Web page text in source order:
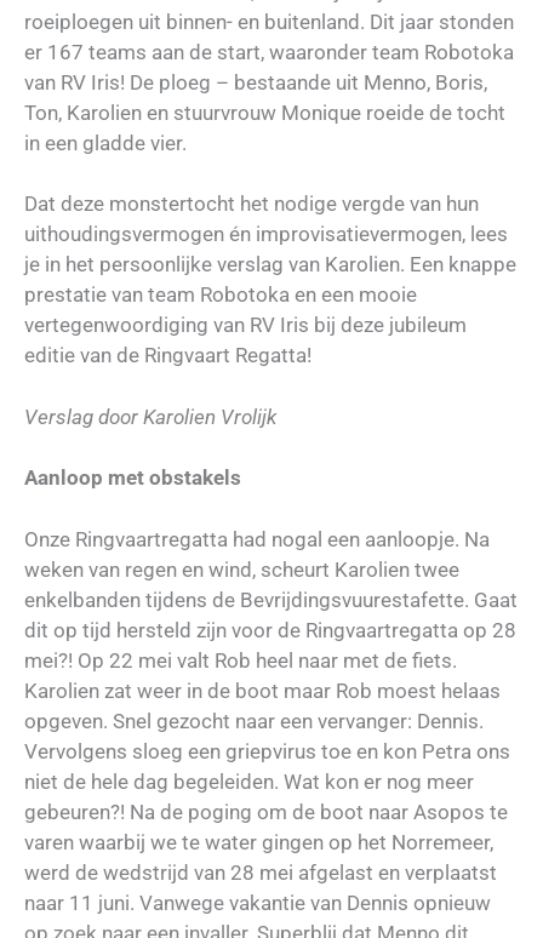
roeiploegen uit binnen- en buitenland. Dit jaar stonden
er 167 teams aan de start, waaronder team Robotoka
van RV Iris! De ploeg – bestaande uit Menno, Boris,
Ton, Karolien en stuurvrouw Monique roeide de tocht
in een gladde vier.
Dat deze monstertocht het nodige vergde van hun
uithoudingsvermogen én improvisatievermogen, lees
je in het persoonlijke verslag van Karolien. Een knappe
prestatie van team Robotoka en een mooie
vertegenwoordiging van RV Iris bij deze jubileum
editie van de Ringvaart Regatta!
Verslag door Karolien Vrolijk
Aanloop met obstakels
Onze Ringvaartregatta had nogal een aanloopje. Na
weken van regen en wind, scheurt Karolien twee
enkelbanden tijdens de Bevrijdingsvuurestafette. Gaat
dit op tijd hersteld zijn voor de Ringvaartregatta op 28
mei?! Op 22 mei valt Rob heel naar met de fiets.
Karolien zat weer in de boot maar Rob moest helaas
opgeven. Snel gezocht naar een vervanger: Dennis.
Vervolgens sloeg een griepvirus toe en kon Petra ons
niet de hele dag begeleiden. Wat kon er nog meer
gebeuren?! Na de poging om de boot naar Asopos te
varen waarbij we te water gingen op het Norremeer,
werd de wedstrijd van 28 mei afgelast en verplaatst
naar 11 juni. Vanwege vakantie van Dennis opnieuw
op zoek naar een invaller. Superblij dat Menno dit